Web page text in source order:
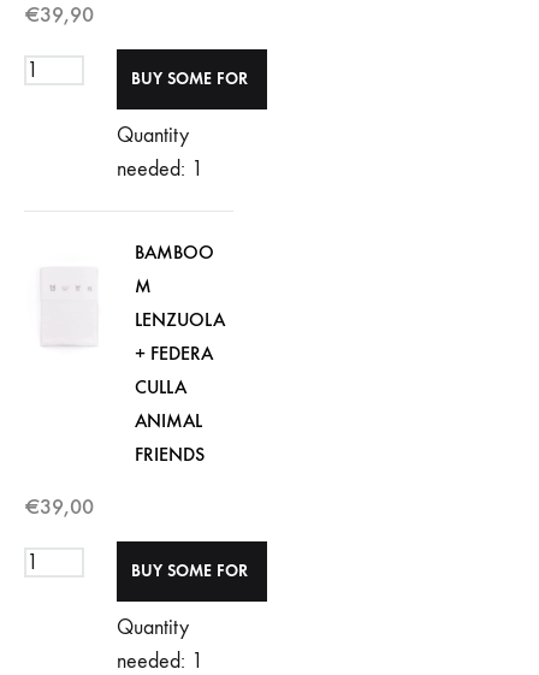
€39,90
Quantity
needed: 1
BAMBOO
M
LENZUOLA
+ FEDERA
CULLA
ANIMAL
FRIENDS
€39,00
Quantity
needed: 1